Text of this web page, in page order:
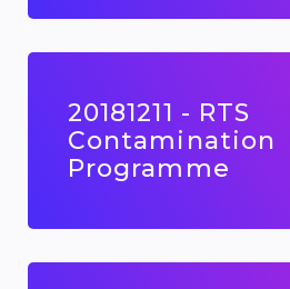
20181211 - RTS
Contamination
Programme